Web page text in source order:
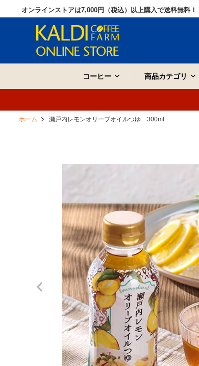
オンラインストアは7,000円（税込）以上購入で送料無料！
コーヒー 商品カテゴリ
ホーム 瀬戸内レモンオリーブオイルつゆ 300ml